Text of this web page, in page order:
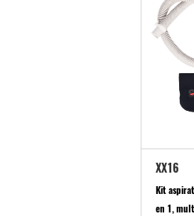
XX16
Kit
en 1,